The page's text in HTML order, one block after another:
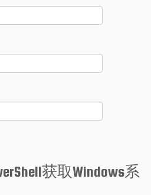
获取Windows系